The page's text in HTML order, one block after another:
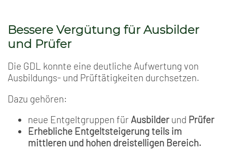
Bessere Vergütung für Ausbilder
und Prüfer
Die GDL konnte eine deutliche Aufwertung von
Ausbildungs- und Prüftätigkeiten durchsetzen.
Dazu gehören:
neue Entgeltgruppen für Ausbilder und Prüfer
Erhebliche Entgeltsteigerung teils im
mittleren und hohen dreistelligen Bereich.